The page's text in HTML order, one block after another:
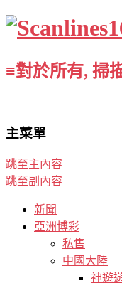
≡對於所有, 掃
主菜單
跳至主內容
跳至副內容
新聞
亞洲博彩
私售
中國大陸
神遊